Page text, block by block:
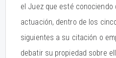
el Juez que esté conociendo
actuación, dentro de los
siguientes a su citación o
debatir su propiedad sobre